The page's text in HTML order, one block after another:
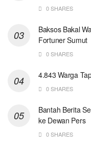
0 SHARES
Baksos Bakal
Fortuner Sumut
0 SHARES
4.843 Warga
0 SHARES
Bantah Berita
ke Dewan Pers
0 SHARES